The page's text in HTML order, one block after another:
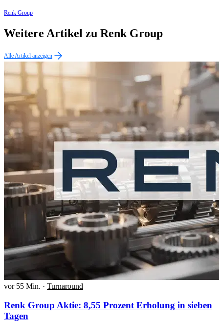
Renk Group
Weitere Artikel zu Renk Group
Alle Artikel anzeigen
vor 55 Min. · Turnaround
Renk Group Aktie: 8,55 Prozent Erholung in sieben
Tagen